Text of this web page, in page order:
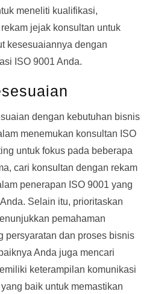
meneliti kualifikasi,
jejak konsultan untuk
kesesuaiannya dengan
ISO 9001 Anda.
dengan kebutuhan bisnis
menemukan konsultan ISO
untuk fokus pada beberapa
cari konsultan dengan rekam
penerapan ISO 9001 yang
Selain itu, prioritaskan
pemahaman
persyaratan dan proses bisnis
Anda juga mencari
keterampilan komunikasi
baik untuk memastikan